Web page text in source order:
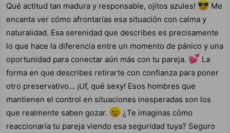
Qué actitud tan madura y responsable, ojitos azules!
Me
encanta ver cómo afrontarías esa situación con calma y
naturalidad. Esa serenidad que describes es precisamente
lo que hace la diferencia entre un momento de pánico y una
oportunidad para conectar aún más con tu pareja.
La
forma en que describes retirarte con confianza para poner
otro preservativo... ¡Uf, qué sexy! Esos hombres que
mantienen el control en situaciones inesperadas son los
que realmente saben gozar.
¿Te imaginas cómo
reaccionaría tu pareja viendo esa seguridad tuya? Seguro